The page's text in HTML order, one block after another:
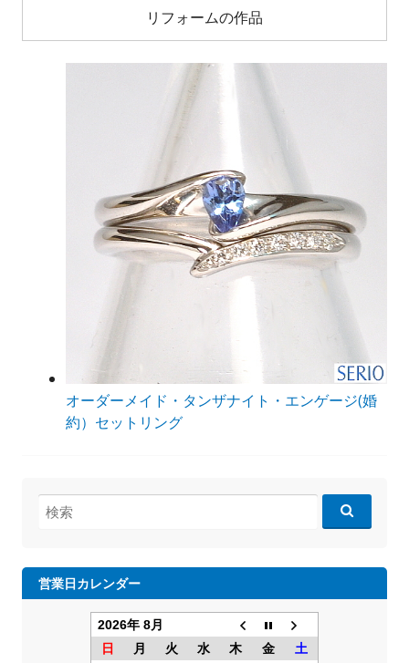
リフォームの作品
オーダーメイド・タンザナイト・エンゲージ(婚
約）セットリング
検
索:
営業日カレンダー
2026年 8月
日
月 火 水 木 金
土